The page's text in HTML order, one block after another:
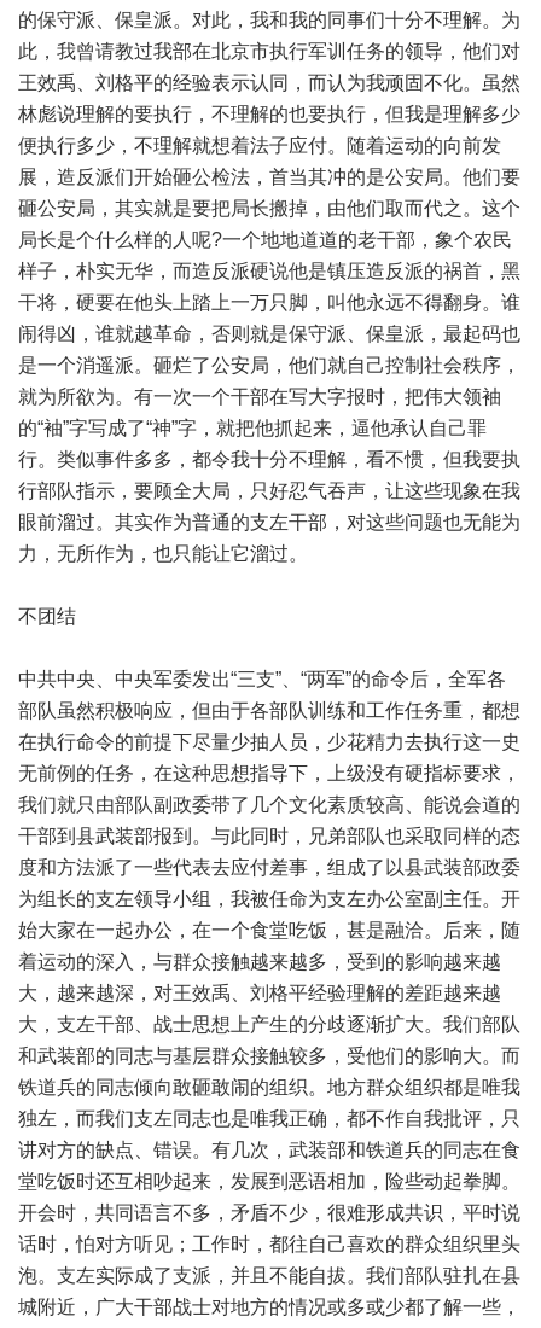
的保守派、保皇派。对此，我和我的同事们十分不理解。为
此，我曾请教过我部在北京市执行军训任务的领导，他们对
王效禹、刘格平的经验表示认同，而认为我顽固不化。虽然
林彪说理解的要执行，不理解的也要执行，但我是理解多少
便执行多少，不理解就想着法子应付。随着运动的向前发
展，造反派们开始砸公检法，首当其冲的是公安局。他们要
砸公安局，其实就是要把局长搬掉，由他们取而代之。这个
局长是个什么样的人呢?一个地地道道的老干部，象个农民
样子，朴实无华，而造反派硬说他是镇压造反派的祸首，黑
干将，硬要在他头上踏上一万只脚，叫他永远不得翻身。谁
闹得凶，谁就越革命，否则就是保守派、保皇派，最起码也
是一个消遥派。砸烂了公安局，他们就自己控制社会秩序，
就为所欲为。有一次一个干部在写大字报时，把伟大领袖
的“袖”字写成了“神”字，就把他抓起来，逼他承认自己罪
行。类似事件多多，都令我十分不理解，看不惯，但我要执
行部队指示，要顾全大局，只好忍气吞声，让这些现象在我
眼前溜过。其实作为普通的支左干部，对这些问题也无能为
力，无所作为，也只能让它溜过。
不团结
中共中央、中央军委发出“三支”、“两军”的命令后，全军各
部队虽然积极响应，但由于各部队训练和工作任务重，都想
在执行命令的前提下尽量少抽人员，少花精力去执行这一史
无前例的任务，在这种思想指导下，上级没有硬指标要求，
我们就只由部队副政委带了几个文化素质较高、能说会道的
干部到县武装部报到。与此同时，兄弟部队也采取同样的态
度和方法派了一些代表去应付差事，组成了以县武装部政委
为组长的支左领导小组，我被任命为支左办公室副主任。开
始大家在一起办公，在一个食堂吃饭，甚是融洽。后来，随
着运动的深入，与群众接触越来越多，受到的影响越来越
大，越来越深，对王效禹、刘格平经验理解的差距越来越
大，支左干部、战士思想上产生的分歧逐渐扩大。我们部队
和武装部的同志与基层群众接触较多，受他们的影响大。而
铁道兵的同志倾向敢砸敢闹的组织。地方群众组织都是唯我
独左，而我们支左同志也是唯我正确，都不作自我批评，只
讲对方的缺点、错误。有几次，武装部和铁道兵的同志在食
堂吃饭时还互相吵起来，发展到恶语相加，险些动起拳脚。
开会时，共同语言不多，矛盾不少，很难形成共识，平时说
话时，怕对方听见；工作时，都往自己喜欢的群众组织里头
泡。支左实际成了支派，并且不能自拔。我们部队驻扎在县
城附近，广大干部战士对地方的情况或多或少都了解一些，